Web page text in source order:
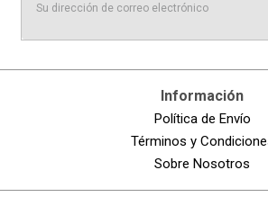
Información
Política de Envío
Términos y
Sobre Nosotros